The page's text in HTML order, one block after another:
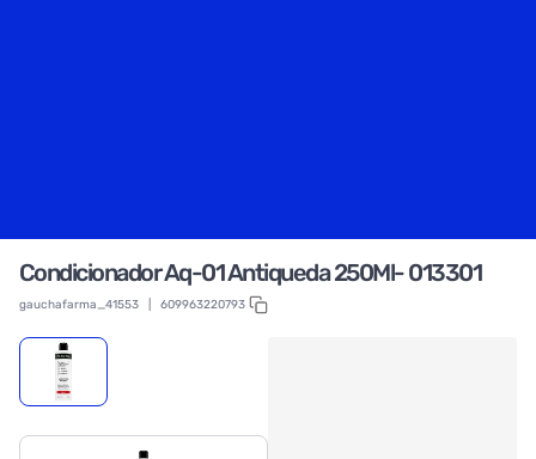
Condicionador Aq-01 Antiqueda 250Ml- 013301
gauchafarma_41553 609963220793